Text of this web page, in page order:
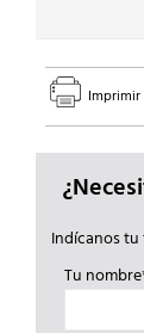
Indícanos
Tu